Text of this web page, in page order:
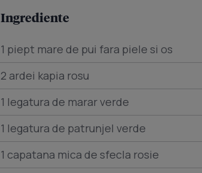
Ingrediente
1 piept mare de pui fara piele si os
2 ardei kapia rosu
1 legatura de marar verde
1 legatura de patrunjel verde
1 capatana mica de sfecla rosie